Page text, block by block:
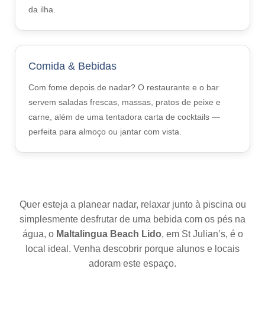
Hotel Valentina***
Plaza 3*
Preços e Datas
Pacotes 2026
Malta
Eventos 2026
Como chegar a Malta
Atividades
Praia Lido
Viagens de Barco
da ilha.
Comida & Bebidas
Com fome depois de nadar? O restaurante e o bar
servem saladas frescas, massas, pratos de peixe e
carne, além de uma tentadora carta de cocktails —
perfeita para almoço ou jantar com vista.
Quer esteja a planear nadar, relaxar junto à piscina ou
simplesmente desfrutar de uma bebida com os pés na
água, o Maltalingua Beach Lido, em St Julian’s, é o
local ideal. Venha descobrir porque alunos e locais
adoram este espaço.